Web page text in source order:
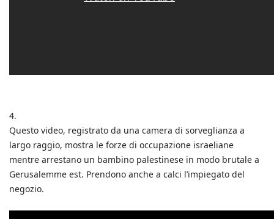
4.
Questo video, registrato da una camera di sorveglianza a
largo raggio, mostra le forze di occupazione israeliane
mentre arrestano un bambino palestinese in modo brutale a
Gerusalemme est. Prendono anche a calci l’impiegato del
negozio.